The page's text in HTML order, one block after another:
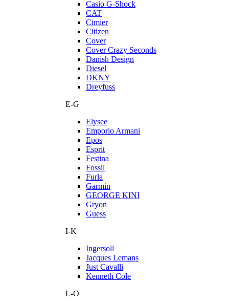
Casio G-Shock
CAT
Cimier
Citizen
Cover
Cover Crazy Seconds
Danish Design
Diesel
DKNY
Dreyfuss
E-G
Elysee
Emporio Armani
Epos
Esprit
Festina
Fossil
Furla
Garmin
GEORGE KINI
Gryon
Guess
I-K
Ingersoll
Jacques Lemans
Just Cavalli
Kenneth Cole
L-O